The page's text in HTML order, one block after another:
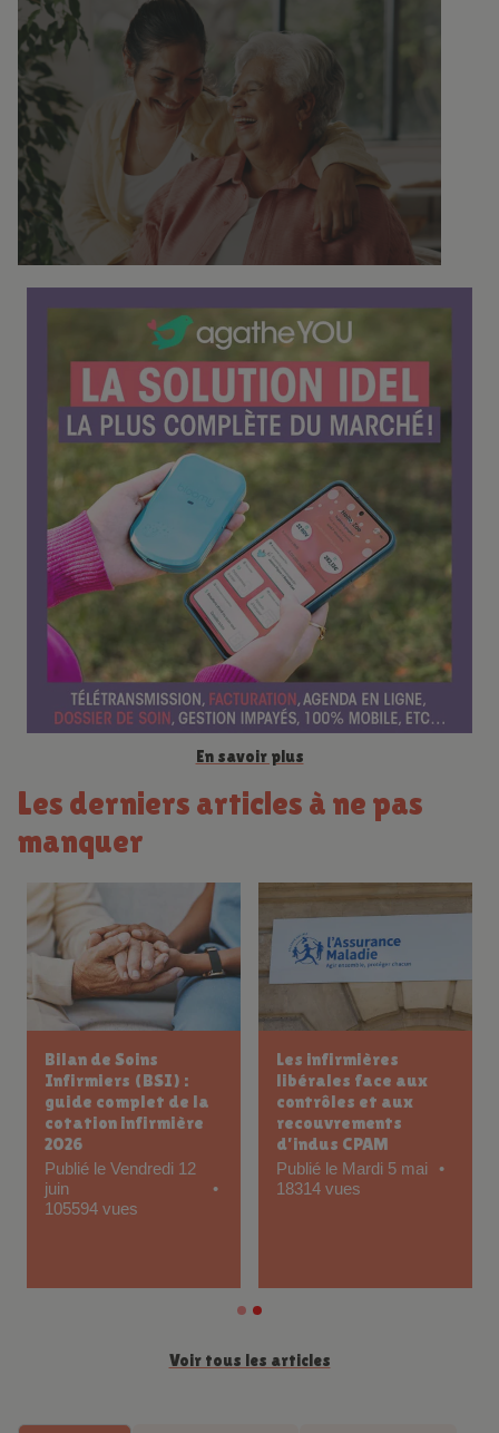
é
n
c
e
En savoir plus
Les derniers articles à ne pas
manquer
Bilan de Soins
Infirmiers (BSI) :
guide complet de la
cotation infirmière
2026
Publié le Vendredi 12
juin
105594 vues
Les infirmières
libérales face aux
contrôles et aux
recouvrements
d’indus CPAM
Publié le Mardi 5 mai
18314 vues
Voir tous les articles